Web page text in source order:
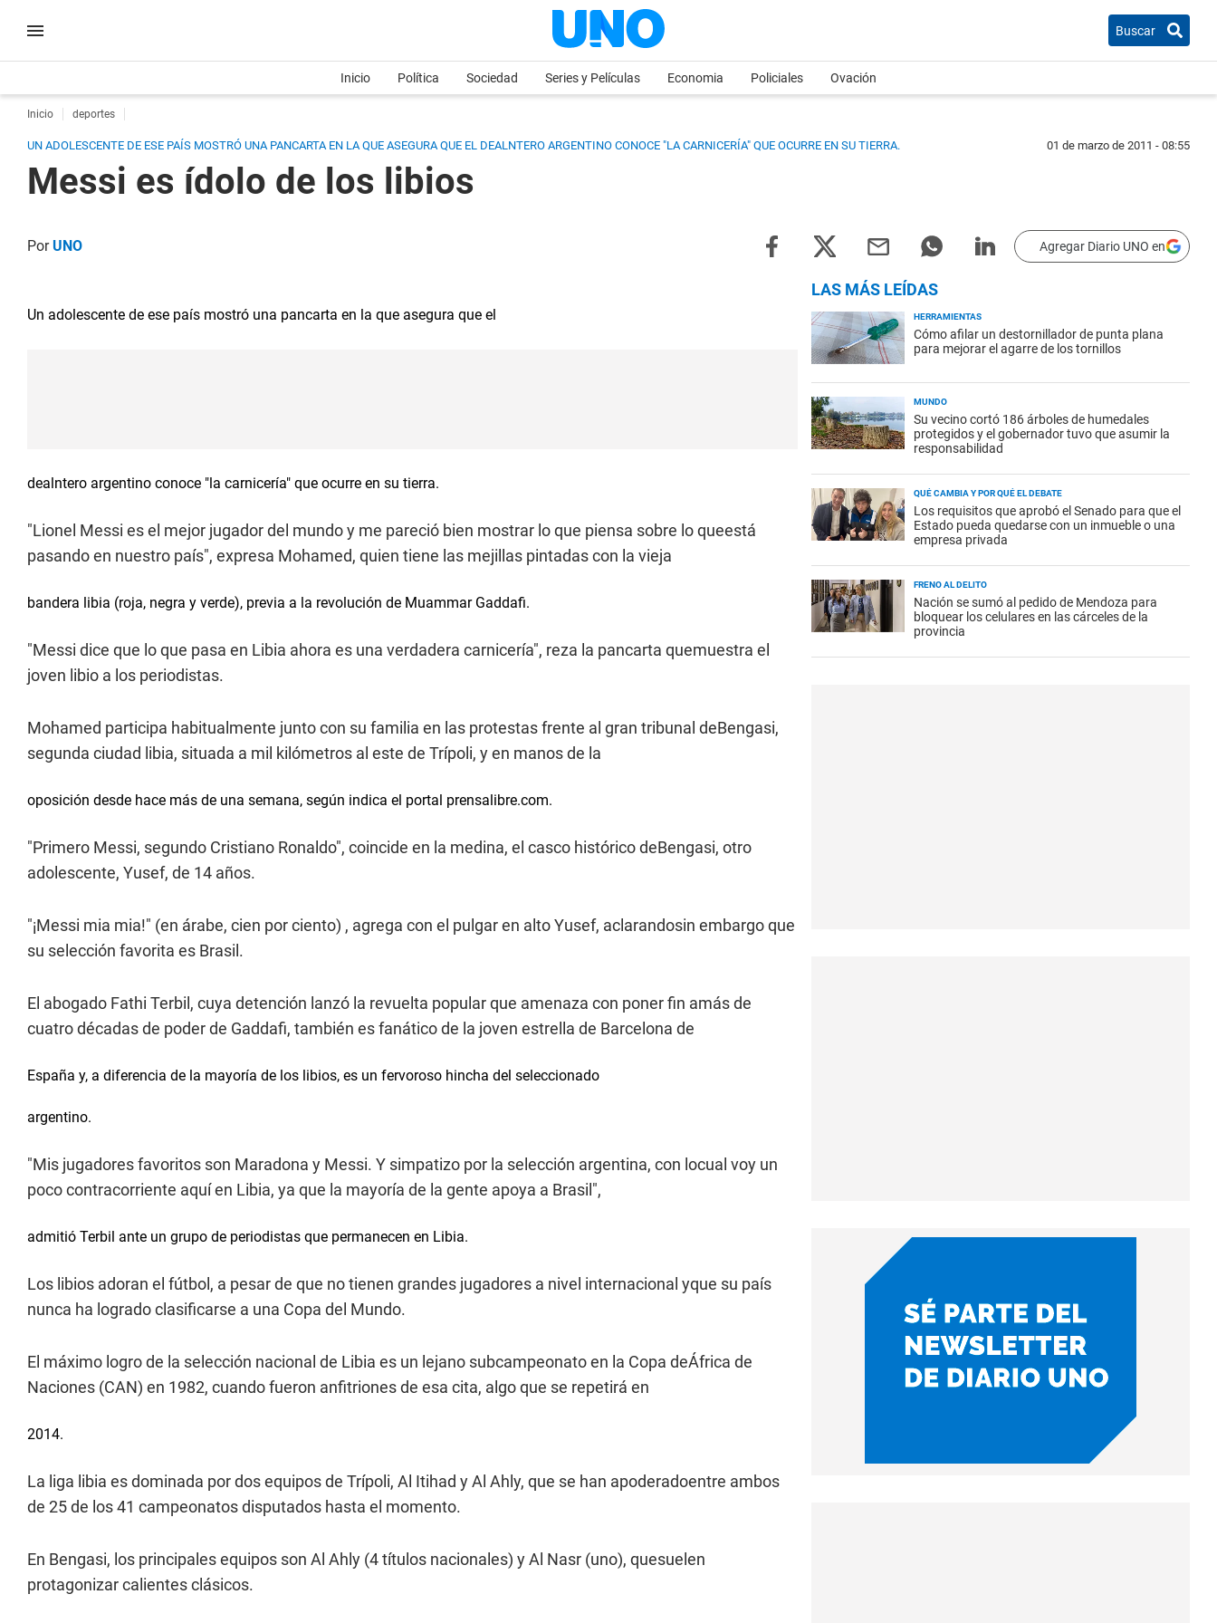
Buscar
Inicio Política Sociedad Series y Películas Economia Policiales Ovación
Inicio deportes
UN ADOLESCENTE DE ESE PAÍS MOSTRÓ UNA PANCARTA EN LA QUE ASEGURA QUE EL DEALNTERO ARGENTINO CONOCE "LA CARNICERÍA" QUE OCURRE EN SU TIERRA. 01 de marzo de 2011 - 08:55
Messi es ídolo de los libios
PorUNO Agregar Diario UNO en
Un adolescente de ese país mostró una pancarta en la que asegura que el
dealntero argentino conoce "la carnicería" que ocurre en su tierra.
"Lionel Messi es el mejor jugador del mundo y me pareció bien mostrar lo que piensa sobre lo queestá
pasando en nuestro país", expresa Mohamed, quien tiene las mejillas pintadas con la vieja
bandera libia (roja, negra y verde), previa a la revolución de Muammar Gaddafi.
"Messi dice que lo que pasa en Libia ahora es una verdadera carnicería", reza la pancarta quemuestra el
joven libio a los periodistas.
Mohamed participa habitualmente junto con su familia en las protestas frente al gran tribunal deBengasi,
segunda ciudad libia, situada a mil kilómetros al este de Trípoli, y en manos de la
oposición desde hace más de una semana, según indica el portal prensalibre.com.
"Primero Messi, segundo Cristiano Ronaldo", coincide en la medina, el casco histórico deBengasi, otro
adolescente, Yusef, de 14 años.
"¡Messi mia mia!" (en árabe, cien por ciento) , agrega con el pulgar en alto Yusef, aclarandosin embargo que
su selección favorita es Brasil.
El abogado Fathi Terbil, cuya detención lanzó la revuelta popular que amenaza con poner fin amás de
cuatro décadas de poder de Gaddafi, también es fanático de la joven estrella de Barcelona de
España y, a diferencia de la mayoría de los libios, es un fervoroso hincha del seleccionado
argentino.
"Mis jugadores favoritos son Maradona y Messi. Y simpatizo por la selección argentina, con locual voy un
poco contracorriente aquí en Libia, ya que la mayoría de la gente apoya a Brasil",
admitió Terbil ante un grupo de periodistas que permanecen en Libia.
Los libios adoran el fútbol, a pesar de que no tienen grandes jugadores a nivel internacional yque su país
nunca ha logrado clasificarse a una Copa del Mundo.
El máximo logro de la selección nacional de Libia es un lejano subcampeonato en la Copa deÁfrica de
Naciones (CAN) en 1982, cuando fueron anfitriones de esa cita, algo que se repetirá en
2014.
La liga libia es dominada por dos equipos de Trípoli, Al Itihad y Al Ahly, que se han apoderadoentre ambos
de 25 de los 41 campeonatos disputados hasta el momento.
En Bengasi, los principales equipos son Al Ahly (4 títulos nacionales) y Al Nasr (uno), quesuelen
protagonizar calientes clásicos.
LAS MÁS LEÍDAS
HERRAMIENTAS
Cómo afilar un destornillador de punta plana
para mejorar el agarre de los tornillos
MUNDO
Su vecino cortó 186 árboles de humedales
protegidos y el gobernador tuvo que asumir la
responsabilidad
QUÉ CAMBIA Y POR QUÉ EL DEBATE
Los requisitos que aprobó el Senado para que el
Estado pueda quedarse con un inmueble o una
empresa privada
FRENO AL DELITO
Nación se sumó al pedido de Mendoza para
bloquear los celulares en las cárceles de la
provincia